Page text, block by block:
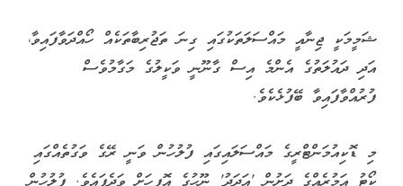
ޝަމީމަކީ ޖިނާއީ މައްސަލަތަކުގައި ގިނަ ތަޖުރިބާތަކެއް ހޯއްދަވާފައިވާ،
އަދި ދައުލަތުގެ އެންމެ އިސް ގާނޫނީ ވަކީލުގެ މަގާމުވެސް
ފުރުއްވާފައިވާ ބޭފުޅެކެވެ.
މި ޑޮކިއުމަންޓްރީގެ މައްސަލައިގައި ފުލުހުން ވަނީ ރޭގެ ވަގުތެއްގައި